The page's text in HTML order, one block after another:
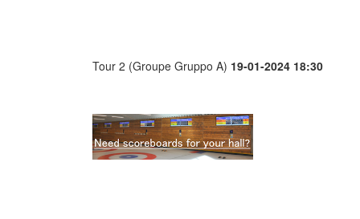
Tour 2 (Groupe Gruppo A) 19-01-2024 18:30